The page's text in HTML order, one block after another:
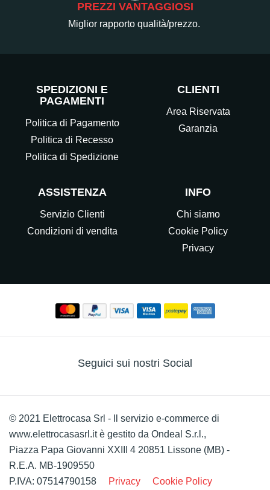
PREZZI VANTAGGIOSI
Miglior rapporto qualità/prezzo.
SPEDIZIONI E
PAGAMENTI
Politica di Pagamento
Politica di Recesso
Politica di Spedizione
CLIENTI
Area Riservata
Garanzia
ASSISTENZA
Servizio Clienti
Condizioni di vendita
INFO
Chi siamo
Cookie Policy
Privacy
Seguici sui nostri Social
© 2021 Elettrocasa Srl - Il servizio e-commerce di
www.elettrocasasrl.it è gestito da Ondeal S.r.l.,
Piazza Papa Giovanni XXIII 4 20851 Lissone (MB) -
R.E.A. MB-1909550
P.IVA: 07514790158
Privacy Cookie Policy